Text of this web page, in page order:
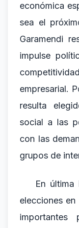
económica
sea el
Garamendi
impulse
empresarial.
resulta
social a las
con las
grupos de
En última
elecciones